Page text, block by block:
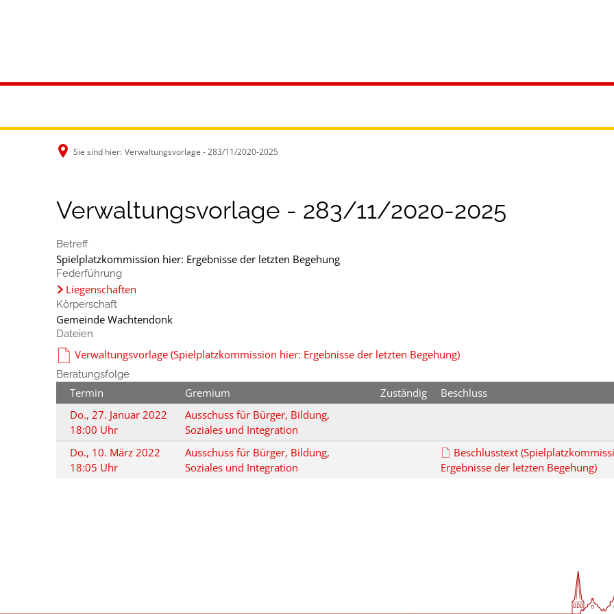
Sie sind hier: Verwaltungsvorlage - 283/11/2020-2025
Verwaltungsvorlage - 283/11/2020-2025
Betreff
Spielplatzkommission hier: Ergebnisse der letzten Begehung
Federführung
Liegenschaften
Körperschaft
Gemeinde Wachtendonk
Dateien
Verwaltungsvorlage (Spielplatzkommission hier: Ergebnisse der letzten Begehung)
Beratungsfolge
Termin Gremium Zuständig Beschluss
Do., 27. Januar 2022
18:00 Uhr
Ausschuss für Bürger, Bildung,
Soziales und Integration
Do., 10. März 2022
18:05 Uhr
Ausschuss für Bürger, Bildung,
Soziales und Integration
Beschlusstext
Ergebnisse der letzten Begehung)